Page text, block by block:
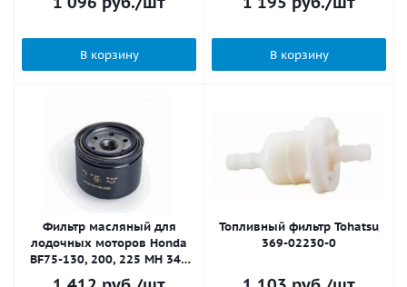
В корзину
Filter
В корзину
Фильтр масляный для
лодочных моторов Honda
BF75-130, 200, 225 MH 348
M-Filter
Топливный фильтр Tohatsu
369-02230-0